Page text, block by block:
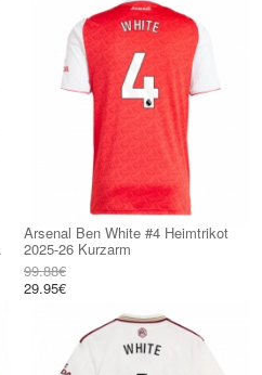
Arsenal Ben White #4 Heimtrikot
2025-26 Kurzarm
99.88€
29.95€